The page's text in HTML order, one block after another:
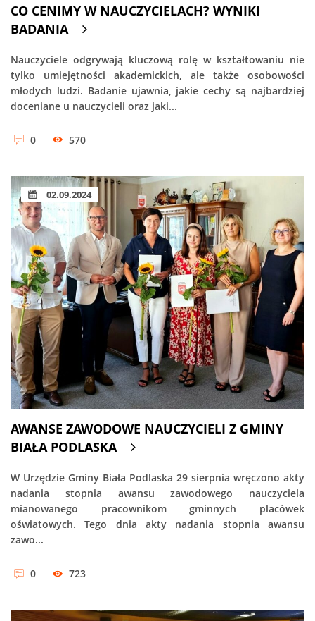
CO CENIMY W NAUCZYCIELACH? WYNIKI
BADANIA
Nauczyciele odgrywają kluczową rolę w kształtowaniu nie
tylko umiejętności akademickich, ale także osobowości
młodych ludzi. Badanie ujawnia, jakie cechy są najbardziej
doceniane u nauczycieli oraz jaki...
0 570
02.09.2024
AWANSE ZAWODOWE NAUCZYCIELI Z GMINY
BIAŁA PODLASKA
W Urzędzie Gminy Biała Podlaska 29 sierpnia wręczono akty
nadania stopnia awansu zawodowego nauczyciela
mianowanego pracownikom gminnych placówek
oświatowych. Tego dnia akty nadania stopnia awansu
zawo...
0 723